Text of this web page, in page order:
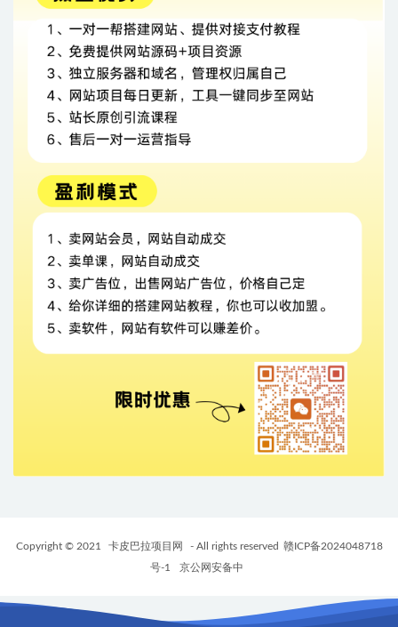
Copyright © 2021 卡皮巴拉项目网 - All rights reserved
赣ICP备2024048718
号-1
京公网安备中